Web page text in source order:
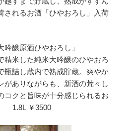
されるお酒「ひやおろし」入荷
吟醸原酒ひやおろし」
精米した純米大吟醸のひやおろ
瓶詰し蔵内で熟成貯蔵。爽やか
がありながらも、新酒の荒々し
コクと旨味が十分感じられるお
1.8L ￥3500